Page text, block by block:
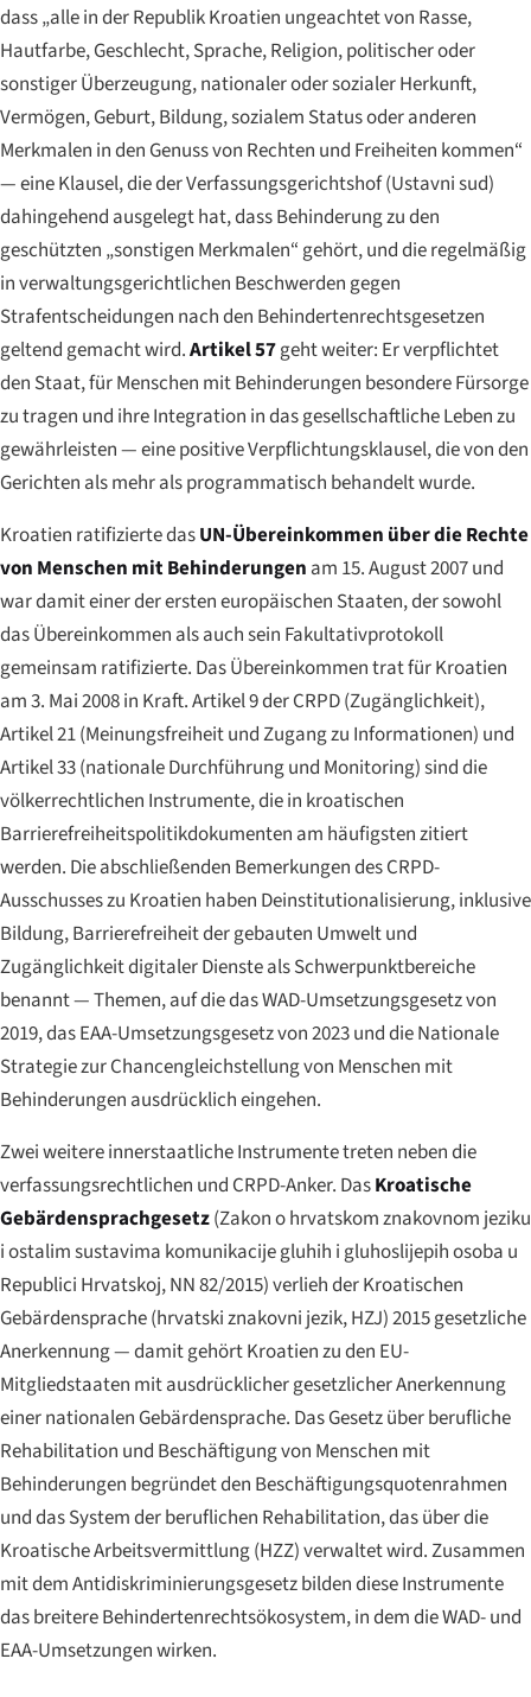
dass „alle in der Republik Kroatien ungeachtet von Rasse,
Hautfarbe, Geschlecht, Sprache, Religion, politischer oder
sonstiger Überzeugung, nationaler oder sozialer Herkunft,
Vermögen, Geburt, Bildung, sozialem Status oder anderen
Merkmalen in den Genuss von Rechten und Freiheiten kommen“
— eine Klausel, die der Verfassungsgerichtshof (Ustavni sud)
dahingehend ausgelegt hat, dass Behinderung zu den
geschützten „sonstigen Merkmalen“ gehört, und die regelmäßig
in verwaltungsgerichtlichen Beschwerden gegen
Strafentscheidungen nach den Behindertenrechtsgesetzen
geltend gemacht wird.Artikel 57geht weiter: Er verpflichtet
den Staat, für Menschen mit Behinderungen besondere Fürsorge
zu tragen und ihre Integration in das gesellschaftliche Leben zu
gewährleisten — eine positive Verpflichtungsklausel, die von den
Gerichten als mehr als programmatisch behandelt wurde.
Kroatien ratifizierte dasUN-Übereinkommen über die Rechte
von Menschen mit Behinderungen am 15. August 2007 und
war damit einer der ersten europäischen Staaten, der sowohl
das Übereinkommen als auch sein Fakultativprotokoll
gemeinsam ratifizierte. Das Übereinkommen trat für Kroatien
am 3. Mai 2008 in Kraft. Artikel 9 der CRPD (Zugänglichkeit),
Artikel 21 (Meinungsfreiheit und Zugang zu Informationen) und
Artikel 33 (nationale Durchführung und Monitoring) sind die
völkerrechtlichen Instrumente, die in kroatischen
Barrierefreiheitspolitikdokumenten am häufigsten zitiert
werden. Die abschließenden Bemerkungen des CRPD-
Ausschusses zu Kroatien haben Deinstitutionalisierung, inklusive
Bildung, Barrierefreiheit der gebauten Umwelt und
Zugänglichkeit digitaler Dienste als Schwerpunktbereiche
benannt — Themen, auf die das WAD-Umsetzungsgesetz von
2019, das EAA-Umsetzungsgesetz von 2023 und die Nationale
Strategie zur Chancengleichstellung von Menschen mit
Behinderungen ausdrücklich eingehen.
Zwei weitere innerstaatliche Instrumente treten neben die
verfassungsrechtlichen und CRPD-Anker. DasKroatische
Gebärdensprachgesetz(Zakon o hrvatskom znakovnom jeziku
i ostalim sustavima komunikacije gluhih i gluhoslijepih osoba u
Republici Hrvatskoj, NN 82/2015) verlieh der Kroatischen
Gebärdensprache (hrvatski znakovni jezik, HZJ) 2015 gesetzliche
Anerkennung — damit gehört Kroatien zu den EU-
Mitgliedstaaten mit ausdrücklicher gesetzlicher Anerkennung
einer nationalen Gebärdensprache. Das Gesetz über berufliche
Rehabilitation und Beschäftigung von Menschen mit
Behinderungen begründet den Beschäftigungsquotenrahmen
und das System der beruflichen Rehabilitation, das über die
Kroatische Arbeitsvermittlung (HZZ) verwaltet wird. Zusammen
mit dem Antidiskriminierungsgesetz bilden diese Instrumente
das breitere Behindertenrechtsökosystem, in dem die WAD- und
EAA-Umsetzungen wirken.